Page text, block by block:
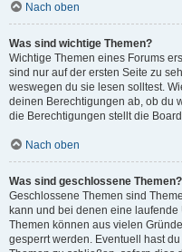
Nach oben
Was sind wichtige Themen?
Wichtige Themen eines Forums
sind nur auf der ersten Seite zu
weswegen du sie lesen solltest.
deinen Berechtigungen ab, ob du
die Berechtigungen stellt die
Nach oben
Was sind geschlossene Themen?
Geschlossene Themen sind
kann und bei denen eine
Themen können aus vielen
gesperrt werden. Eventuell hast